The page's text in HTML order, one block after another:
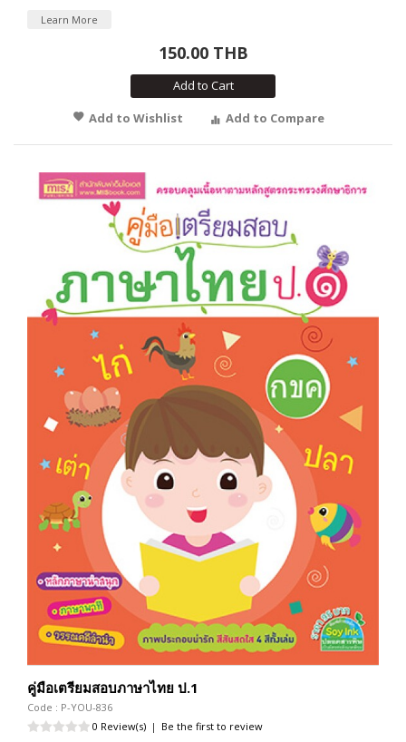
Learn More
150.00 THB
Add to Cart
Add to Wishlist
Add to Compare
คู่มือเตรียมสอบภาษาไทย ป.1
Code : P-YOU-836
0 Review(s) | Be the first to review